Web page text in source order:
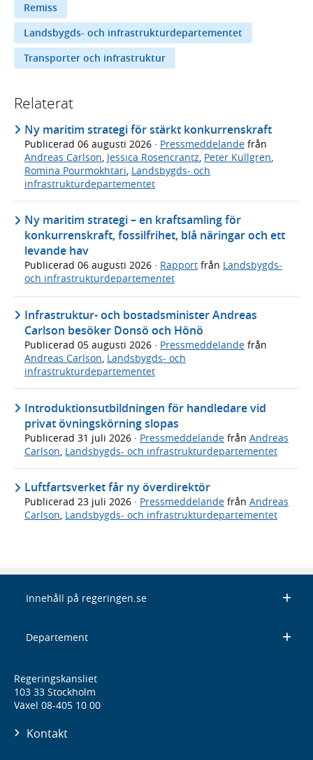
Remiss
Landsbygds- och infrastrukturdepartementet
Transporter och infrastruktur
Relaterat
Ny maritim strategi för stärkt konkurrenskraft
Publicerad 06 augusti 2026 · Pressmeddelande från
Andreas Carlson Jessica Rosencrantz Peter Kullgren
Romina Pourmokhtari Landsbygds- och
infrastrukturdepartementet
Ny maritim strategi – en kraftsamling för
konkurrenskraft, fossilfrihet, blå näringar och ett
levande hav
Publicerad 06 augusti 2026 · Rapport från Landsbygds-
och infrastrukturdepartementet
Infrastruktur- och bostadsminister Andreas
Carlson besöker Donsö och Hönö
Publicerad 05 augusti 2026 · Pressmeddelande från
Andreas Carlson, Landsbygds- och
infrastrukturdepartementet
Introduktionsutbildningen för handledare vid
privat övningskörning slopas
Publicerad 31 juli 2026 · Pressmeddelande från Andreas
Carlson Landsbygds- och infrastrukturdepartementet
Luftfartsverket får ny överdirektör
Publicerad 23 juli 2026 · Pressmeddelande från Andreas
Carlson, Landsbygds- och infrastrukturdepartementet
Innehåll på regeringen.se
Departement
Regeringskansliet
103 33 Stockholm
Växel 08-405 10 00
Kontakt